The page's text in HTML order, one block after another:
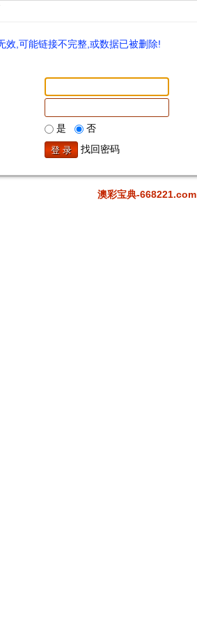
效,可能链接不完整,或数据已被删除!
是
否
找回密码
澳彩宝典-668221.com